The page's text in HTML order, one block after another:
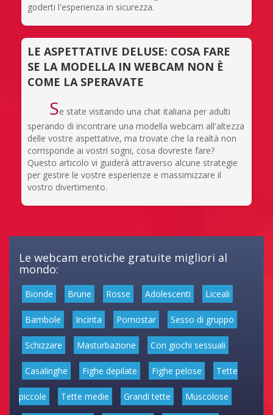
goderti l'esperienza in sicurezza.
LE ASPETTATIVE DELUSE: COSA FARE
SE LA MODELLA IN WEBCAM NON È
COME LA SPERAVATE
Se state visitando una chat italiana per adulti
sperando di incontrare una modella webcam all'altezza
delle vostre aspettative, ma trovate che la realtà non
corrisponde ai vostri sogni, cosa dovreste fare?
Questo articolo vi guiderà attraverso alcune strategie
per gestire le vostre esperienze e massimizzare il
vostro divertimento.
Le webcam erotiche gratuite migliori al
mondo:
Bionde Brune Rosse Adolescenti Liceali
Bambole Incinta Pornostar Sesso di gruppo
Schizzare Masturbazione Con giochi sessuali
Casalinghe Fighe depilate Fighe pelose Tette
piccole Tette medie Grandi tette Muscolose